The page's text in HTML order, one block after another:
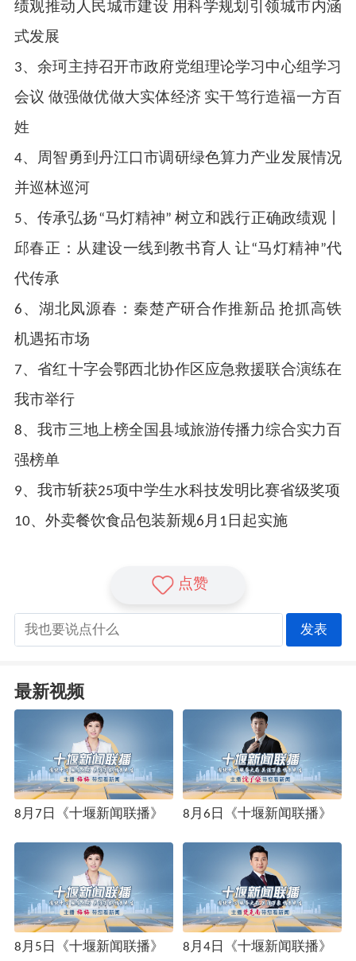
绩观推动人民城市建设 用科学规划引领城市内涵
式发展
3、余珂主持召开市政府党组理论学习中心组学习
会议 做强做优做大实体经济 实干笃行造福一方百
姓
4、周智勇到丹江口市调研绿色算力产业发展情况
并巡林巡河
5、传承弘扬“马灯精神” 树立和践行正确政绩观丨
邱春正：从建设一线到教书育人 让“马灯精神”代
代传承
6、湖北凤源春：秦楚产研合作推新品 抢抓高铁
机遇拓市场
7、省红十字会鄂西北协作区应急救援联合演练在
我市举行
8、我市三地上榜全国县域旅游传播力综合实力百
强榜单
9、我市斩获25项中学生水科技发明比赛省级奖项
10、外卖餐饮食品包装新规6月1日起实施
点赞
发表
最新视频
8月7日《十堰新闻联播》 8月6日《十堰新闻联播》
8月5日《十堰新闻联播》 8月4日《十堰新闻联播》